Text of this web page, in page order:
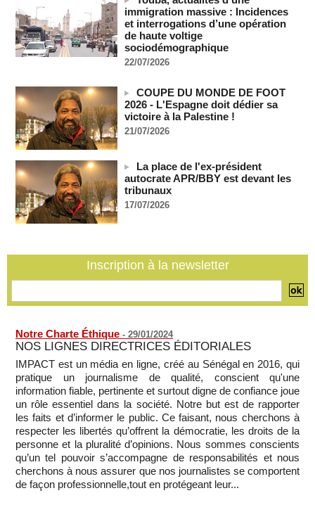
records en Europe
06/08/2026
Soudan du Sud : Les avocats de Riek Machar sollicitent un
accès à leur client avant la prochaine audience
France-Algérie: l'affaire Mehdi Laribi relance la coopération
policière contre le narcotrafic
06/08/2026 -
Guinée : l'absence du président Doumbouya ravive les
tensions politiques
Bénin: le nouveau Sénat élit son premier président
06/08/2026 -
La Centrafrique et le Cameroun apaisent les tensions après
un incident frontalier
immigration massive : Incidences
et interrogations d’une opération
de haute voltige
sociodémographique
22/07/2026
COUPE DU MONDE DE FOOT
2026 - L'Espagne doit dédier sa
victoire à la Palestine !
21/07/2026
La place de l'ex-président
autocrate APR/BBY est devant les
tribunaux
17/07/2026
Inscription à la newsletter
Notre Charte Éthique - 29/01/2024
NOS LIGNES DIRECTRICES ÉDITORIALES
IMPACT est un média en ligne, créé au Sénégal en 2016, qui
pratique un journalisme de qualité, conscient qu'une
information fiable, pertinente et surtout digne de confiance joue
un rôle essentiel dans la société. Notre but est de rapporter
les faits et d’informer le public. Ce faisant, nous cherchons à
respecter les libertés qu’offrent la démocratie, les droits de la
personne et la pluralité d’opinions. Nous sommes conscients
qu’un tel pouvoir s’accompagne de responsabilités et nous
cherchons à nous assurer que nos journalistes se comportent
de façon professionnelle,tout en protégeant leur...